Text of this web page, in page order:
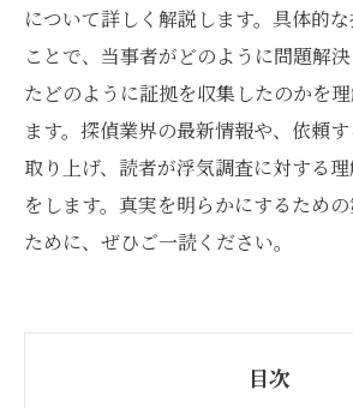
について詳しく解説します。具体的
ことで、当事者がどのように問題解
たどのように証拠を収集したのかを
ます。探偵業界の最新情報や、依頼
取り上げ、読者が浮気調査に対する
をします。真実を明らかにするため
ために、ぜひご一読ください。
目次